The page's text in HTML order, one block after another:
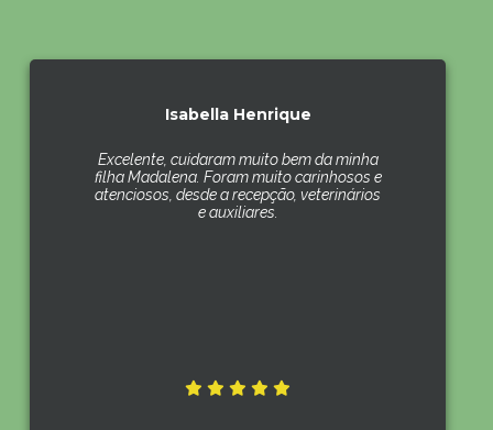
Isabella Henrique
Excelente, cuidaram muito bem da minha
filha Madalena. Foram muito carinhosos e
atenciosos, desde a recepção, veterinários
e auxiliares.